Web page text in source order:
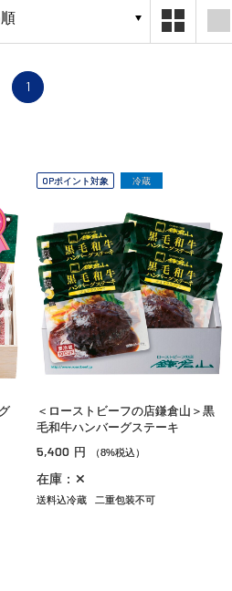
1
OPポイント対象 冷蔵
＜ローストビーフの店鎌倉山＞黒
毛和牛ハンバーグステーキ
5,400 円 （8%税込）
在庫：✕
送料込冷蔵 二重包装不可